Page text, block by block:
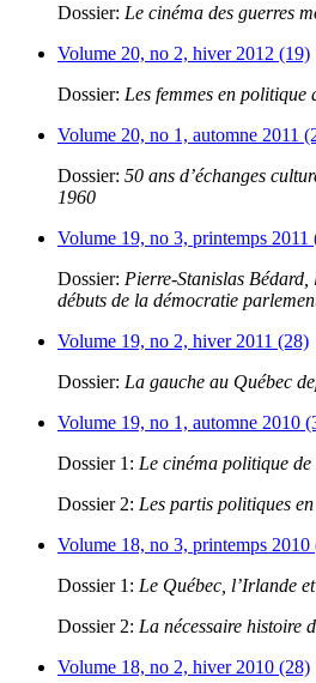
Dossier: Le cinéma des guerres
Volume 20, no 2, hiver 2012 (19)
Dossier: Les femmes en politique
Volume 20, no 1, automne 2011
Dossier: 50 ans d’échanges
1960
Volume 19, no 3, printemps 2011
Dossier: Pierre-Stanislas Bédard,
débuts de la démocratie
Volume 19, no 2, hiver 2011 (28)
Dossier: La gauche au Québec
Volume 19, no 1, automne 2010
Dossier 1: Le cinéma politique
Dossier 2: Les partis politiques
Volume 18, no 3, printemps 2010
Dossier 1: Le Québec, l’Irlande
Dossier 2: La nécessaire histoire
Volume 18, no 2, hiver 2010 (28)